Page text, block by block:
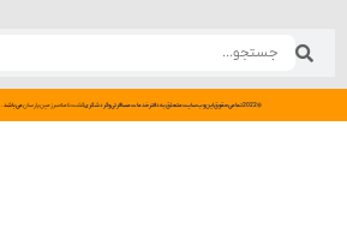
©
2022تمامیحقوقاینوبسایتمتعلقبهدفترخدماتمسافرتیوگردشگریگشتنامهسرزمینپارسانمیباشد.